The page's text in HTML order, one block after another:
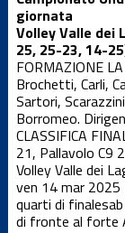
giornata
Volley Valle dei
25, 25-23, 14-
FORMAZIONE
Brochetti, Carli,
Sartori,
Borromeo.
CLASSIFICA
21, Pallavolo C9
Volley Valle dei
ven 14 mar 2025
quarti di finale
di fronte al forte
giovanile
Under 12 F
Under 12
Femminile
Under 12 M